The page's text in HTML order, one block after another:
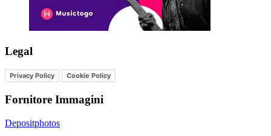
Legal
Privacy Policy Cookie Policy
Fornitore Immagini
Depositphotos